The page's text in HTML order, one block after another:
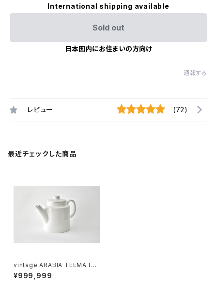
International shipping available
Sold out
日本国内にお住まいの方向け
通報する
レビュー (72)
最近チェックした商品
vintage ARABIA TEEMA tea
pot / ヴィンテージ アラビア テ
ィーマ ティーポット
¥999,999